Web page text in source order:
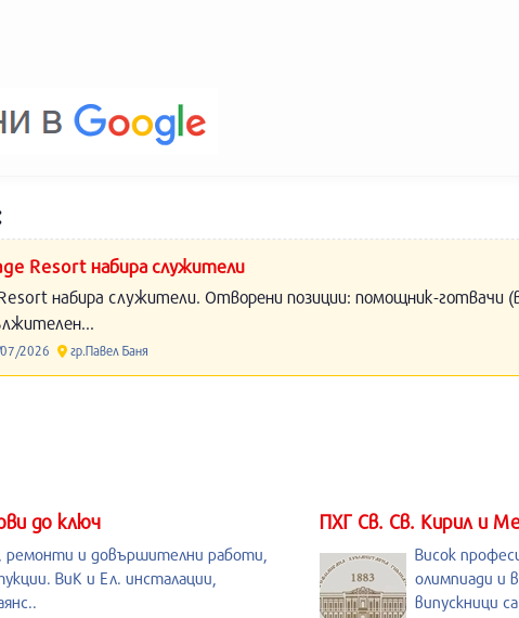
Resort набира служители
набира служители. Отворени позиции: помощник-готвачи
2026 гр.Павел Баня
до ключ
и довършителни работи,
ВиК и Ел. инсталации,
ПХГ Св. Св. Кирил и
Висок
олимпиади и
випускници